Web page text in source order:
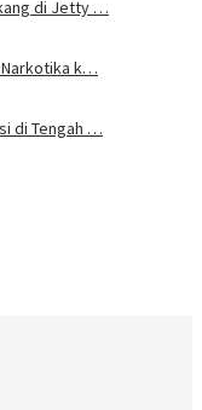
di Jetty …
Narkotika k…
di Tengah …